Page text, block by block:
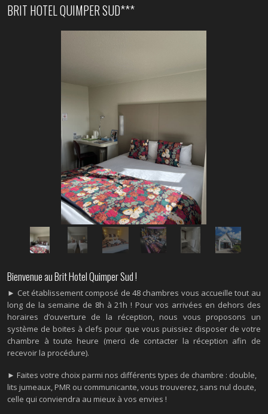
BRIT HOTEL QUIMPER SUD***
Bienvenue au Brit Hotel Quimper Sud !
► Cet établissement composé de 48 chambres vous accueille tout au
long de la semaine de 8h à 21h ! Pour vos arrivées en dehors des
horaires d’ouverture de la réception, nous vous proposons un
système de boites à clefs pour que vous puissiez disposer de votre
chambre à toute heure (merci de contacter la réception afin de
recevoir la procédure).
► Faites votre choix parmi nos différents types de chambre : double,
lits jumeaux, PMR ou communicante, vous trouverez, sans nul doute,
celle qui conviendra au mieux à vos envies !